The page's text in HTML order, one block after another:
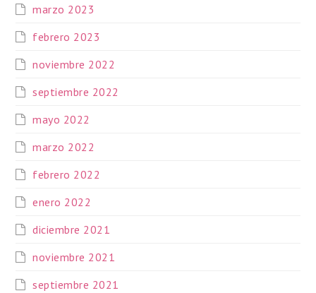
marzo 2023
febrero 2023
noviembre 2022
septiembre 2022
mayo 2022
marzo 2022
febrero 2022
enero 2022
diciembre 2021
noviembre 2021
septiembre 2021